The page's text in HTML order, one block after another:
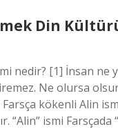
Din
nedir? [1] İnsan ne
Ne olursa
kökenli Alin
“Alin” ismi Farsçada